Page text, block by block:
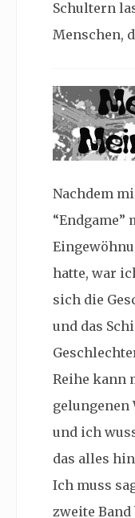
Schultern
Menschen,
Nachdem
“Endgame”
hatte, war
sich die
und das
Reihe kann
gelungenen
und ich
das alles
Ich muss
zweite Band